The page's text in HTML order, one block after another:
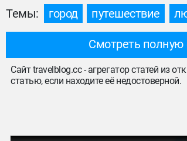
Темы: город путешествие
Смотреть полную
Сайт travelblog.cc - агрегатор статей из
статью, если находите её недостоверной.